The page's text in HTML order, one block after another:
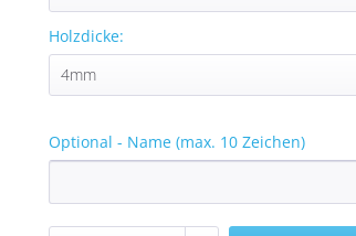
Holzdicke:
Optional - Name (max. 10 Zeichen)